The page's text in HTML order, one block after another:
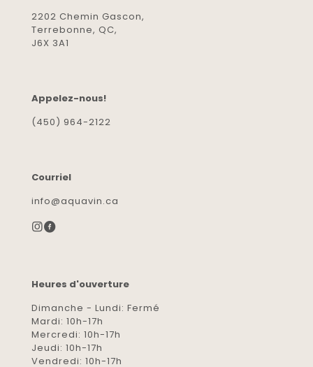
2202 Chemin Gascon,
Terrebonne, QC,
J6X 3A1
Appelez-nous!
(450) 964-2122
Courriel
info@aquavin.ca
Heures d'ouverture
Dimanche - Lundi: Fermé
Mardi: 10h-17h
Mercredi: 10h-17h
Jeudi: 10h-17h
Vendredi: 10h-17h